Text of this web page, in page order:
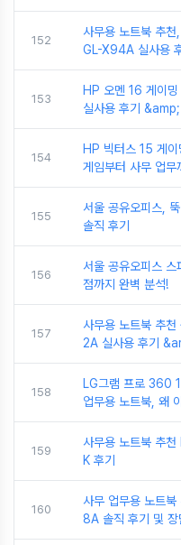
152
사무용 노트북 추
GL-X94A 실사용
153
HP 오멘 16 게이
실사용 후기
154
HP 빅터스 15 게
게임부터 사무 업
155
서울 공유오피스,
솔직 후기
156
서울 공유오피스
점까지 완벽 분석!
157
사무용 노트북 추
2A 실사용 후기
158
LG그램 프로 360
업무용 노트북, 왜
159
사무용 노트북 추
K 후기
160
사무 업무용 노트
8A 솔직 후기 및 장